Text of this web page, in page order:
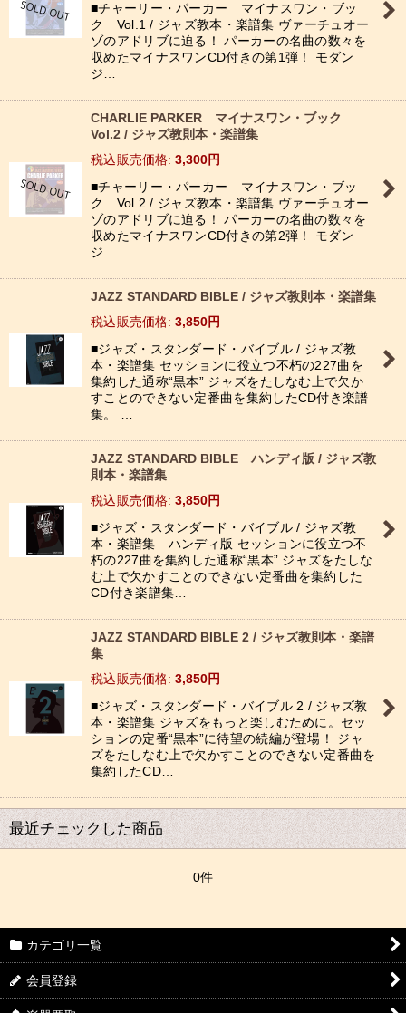
■チャーリー・パーカー マイナスワン・ブッ
ク Vol.1 / ジャズ教本・楽譜集 ヴァーチュオー
ゾのアドリブに迫る！ パーカーの名曲の数々を
収めたマイナスワンCD付きの第1弾！ モダン
ジ…
CHARLIE PARKER マイナスワン・ブック
Vol.2 / ジャズ教則本・楽譜集
税込
: 3,300円
■チャーリー・パーカー マイナスワン・ブッ
ク Vol.2 / ジャズ教本・楽譜集 ヴァーチュオー
ゾのアドリブに迫る！ パーカーの名曲の数々を
収めたマイナスワンCD付きの第2弾！ モダン
ジ…
JAZZ STANDARD BIBLE / ジャズ教則本・楽譜集
税込
: 3,850円
■ジャズ・スタンダード・バイブル / ジャズ教
本・楽譜集 セッションに役立つ不朽の227曲を
集約した通称“黒本” ジャズをたしなむ上で欠か
すことのできない定番曲を集約したCD付き楽譜
集。 …
JAZZ STANDARD BIBLE ハンディ版 / ジャズ教
則本・楽譜集
税込
: 3,850円
■ジャズ・スタンダード・バイブル / ジャズ教
本・楽譜集 ハンディ版 セッションに役立つ不
朽の227曲を集約した通称“黒本” ジャズをたしな
む上で欠かすことのできない定番曲を集約した
CD付き楽譜集…
JAZZ STANDARD BIBLE 2 / ジャズ教則本・楽譜
集
税込
: 3,850円
■ジャズ・スタンダード・バイブル 2 / ジャズ教
本・楽譜集 ジャズをもっと楽しむために。セッ
ションの定番“黒本”に待望の続編が登場！ ジャ
ズをたしなむ上で欠かすことのできない定番曲を
集約したCD…
最近チェックした商品
0件
カテゴリ一覧
会員登録